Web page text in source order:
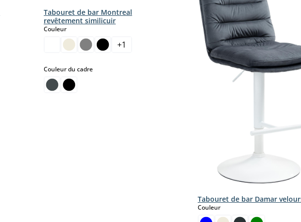
pour le moment.)
pas disponible pour le moment.)
Tabouret de bar Montreal
revêtement similicuir
Couleurselect
+1
Couleur du cadreselect
Tabouret de bar Damar
Couleurselect